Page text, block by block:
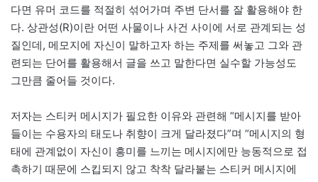
다면 유머 코드를 적절히 섞어가며 주변 단서를 잘 활용해야 한
다. 상관성(R)이란 어떤 사물이나 사건 사이에 서로 관계되는 성
질인데, 메모지에 자신이 말하고자 하는 주제를 써놓고 그와 관
련되는 단어를 활용해서 글을 쓰고 말한다면 실수할 가능성도
그만큼 줄어들 것이다.
저자는 스티커 메시지가 필요한 이유와 관련해 “메시지를 받아
들이는 수용자의 태도나 취향이 크게 달라졌다”며 “메시지의 형
태에 관계없이 자신이 흥미를 느끼는 메시지에만 능동적으로 접
촉하기 때문에 스킵되지 않고 착착 달라붙는 스티커 메시지에